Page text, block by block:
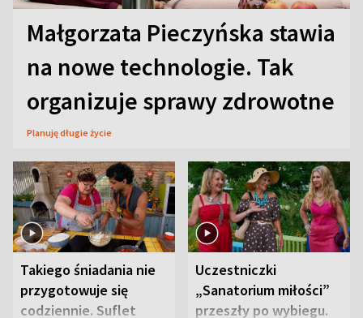
Małgorzata Pieczyńska stawia
na nowe technologie. Tak
organizuje sprawy zdrowotne
Planuję długie życie
Takiego śniadania nie
przygotowuje się
codziennie. Suflet
Uczestniczki
„Sanatorium miłości”
przeszły po wybiegu.